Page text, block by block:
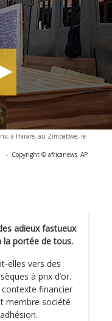
à Harare, au Zimbabwe, le
- Copyright © africanews AP
adieux fastueux
la portée de tous.
elles vers des
à prix d’or.
financier
membre société